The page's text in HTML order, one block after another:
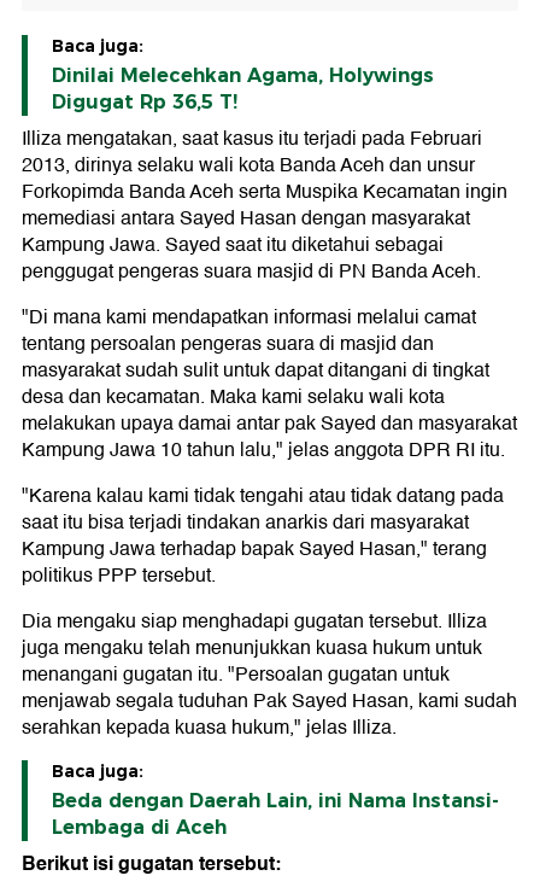
Baca juga:
Dinilai Melecehkan Agama, Holywings
Digugat Rp 36,5 T!
Illiza mengatakan, saat kasus itu terjadi pada Februari
2013, dirinya selaku wali kota Banda Aceh dan unsur
Forkopimda Banda Aceh serta Muspika Kecamatan ingin
memediasi antara Sayed Hasan dengan masyarakat
Kampung Jawa. Sayed saat itu diketahui sebagai
penggugat pengeras suara masjid di PN Banda Aceh.
"Di mana kami mendapatkan informasi melalui camat
tentang persoalan pengeras suara di masjid dan
masyarakat sudah sulit untuk dapat ditangani di tingkat
desa dan kecamatan. Maka kami selaku wali kota
melakukan upaya damai antar pak Sayed dan masyarakat
Kampung Jawa 10 tahun lalu," jelas anggota DPR RI itu.
"Karena kalau kami tidak tengahi atau tidak datang pada
saat itu bisa terjadi tindakan anarkis dari masyarakat
Kampung Jawa terhadap bapak Sayed Hasan," terang
politikus PPP tersebut.
Dia mengaku siap menghadapi gugatan tersebut. Illiza
juga mengaku telah menunjukkan kuasa hukum untuk
menangani gugatan itu. "Persoalan gugatan untuk
menjawab segala tuduhan Pak Sayed Hasan, kami sudah
serahkan kepada kuasa hukum," jelas Illiza.
Baca juga:
Beda dengan Daerah Lain, ini Nama Instansi-
Lembaga di Aceh
Berikut isi gugatan tersebut: